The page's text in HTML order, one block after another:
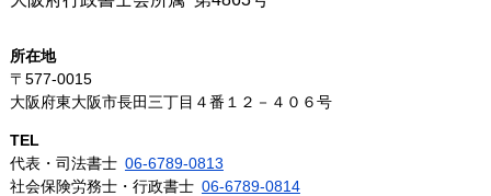
所在地
〒577-0015
大阪府東大阪市長田三丁目４番１２－４０６号
TEL
代表・司法書士 06-6789-0813
社会保険労務士・行政書士 06-6789-0814